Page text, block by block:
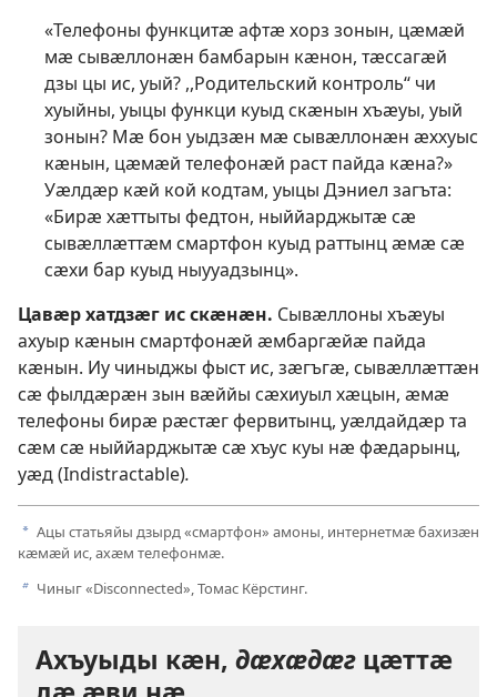
«Телефоны функцитӕ афтӕ хорз зонын, цӕмӕй
мӕ сывӕллонӕн бамбарын кӕнон, тӕссагӕй
дзы цы ис, уый? ,,Родительский контроль‘‘ чи
хуыйны, уыцы функци куыд скӕнын хъӕуы, уый
зонын? Мӕ бон уыдзӕн мӕ сывӕллонӕн ӕххуыс
кӕнын, цӕмӕй телефонӕй раст пайда кӕна?»
Уӕлдӕр кӕй кой кодтам, уыцы Дэниел загъта:
«Бирӕ хӕттыты федтон, ныййарджытӕ сӕ
сывӕллӕттӕм смартфон куыд раттынц ӕмӕ сӕ
сӕхи бар куыд ныууадзынц».
Цавӕр хатдзӕг ис скӕнӕн. Сывӕллоны хъӕуы
ахуыр кӕнын смартфонӕй ӕмбаргӕйӕ пайда
кӕнын. Иу чиныджы фыст ис, зӕгъгӕ, сывӕллӕттӕн
сӕ фылдӕрӕн зын вӕййы сӕхиуыл хӕцын, ӕмӕ
телефоны бирӕ рӕстӕг фервитынц, уӕлдайдӕр та
сӕм сӕ ныййарджытӕ сӕ хъус куы нӕ фӕдарынц,
уӕд (Indistractable).
a Ацы статьяйы дзырд «смартфон» амоны, интернетмӕ бахизӕн
кӕмӕй ис, ахӕм телефонмӕ.
b Чиныг «Disconnected», Томас Кёрстинг.
Ахъуыды кӕн, дӕхӕдӕг цӕттӕ